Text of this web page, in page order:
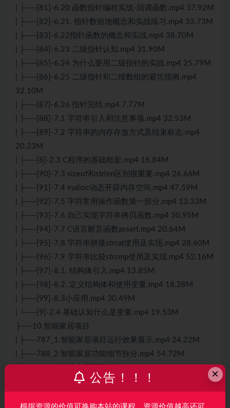
| ├──[81]-6.20 函数指针编程实战-回调函数.mp4 37.92M
| ├──[82]-6.21. 指针数组地概念和实战练习.mp4 33.73M
| ├──[83]-6.22指针函数的概念和实战.mp4 38.70M
| ├──[84]-6.23 二级指针认知.mp4 31.90M
| ├──[85]-6.24 为什么要用二级指针的实战.mp4 25.79M
| ├──[86]-6.25 二级指针和二维数组的避坑指南.mp4
32.10M
| ├──[87]-6.26 指针完结.mp4 7.77M
| ├──[88]-7.1 字符串引入和注意事项.mp4 32.53M
| ├──[89]-7.2 字符串的内存存放方式及结束标志.mp4
20.23M
| ├──[8]-2.3 C程序的基础框架.mp4 16.84M
| ├──[90]-7.3 sizeof和strlen区别很重要.mp4 26.66M
| ├──[91]-7.4 malloc动态开辟内存空间.mp4 47.59M
| ├──[92]-7.5 字符常用操作函数第一部分.mp4 13.33M
| ├──[93]-7.6 自己实现字符串拷贝函数.mp4 30.95M
| ├──[94]-7.7 C语言断言函数assert.mp4 20.64M
| ├──[95]-7.8 字符串拼接strcat使用及实现.mp4 28.60M
| ├──[96]-7.9 字符串比较strcmp使用及实现.mp4 52.16M
| ├──[97]-8.1. 结构体引入.mp4 13.85M
| ├──[98]-8.2. 定义结构体和使用变量.mp4 18.28M
| ├──[99]-8.3小应用.mp4 30.49M
| └──[9]-2.4 基础认知什么是变量.mp4 19.53M
├──10.智能家居项目
| ├──787_1.智能家居项目运行效果展示.mp4 24.22M
| ├──788_2.智能家居功能细节拆分.mp4 54.72M
| ├──789_4. 设计模式的概念引入.mp4 236.73M
×
公告！！！